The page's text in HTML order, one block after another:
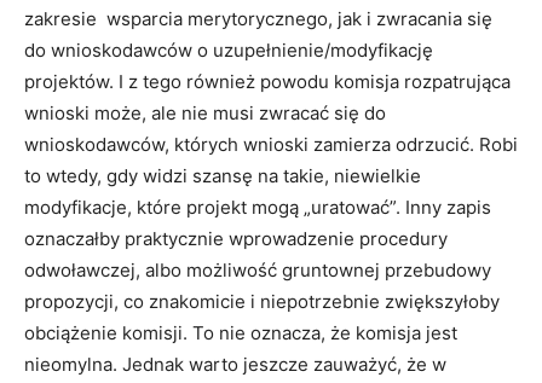
zakresie wsparcia merytorycznego, jak i zwracania się
do wnioskodawców o uzupełnienie/modyfikację
projektów. I z tego również powodu komisja rozpatrująca
wnioski może, ale nie musi zwracać się do
wnioskodawców, których wnioski zamierza odrzucić. Robi
to wtedy, gdy widzi szansę na takie, niewielkie
modyfikacje, które projekt mogą „uratować”. Inny zapis
oznaczałby praktycznie wprowadzenie procedury
odwoławczej, albo możliwość gruntownej przebudowy
propozycji, co znakomicie i niepotrzebnie zwiększyłoby
obciążenie komisji. To nie oznacza, że komisja jest
nieomylna. Jednak warto jeszcze zauważyć, że w